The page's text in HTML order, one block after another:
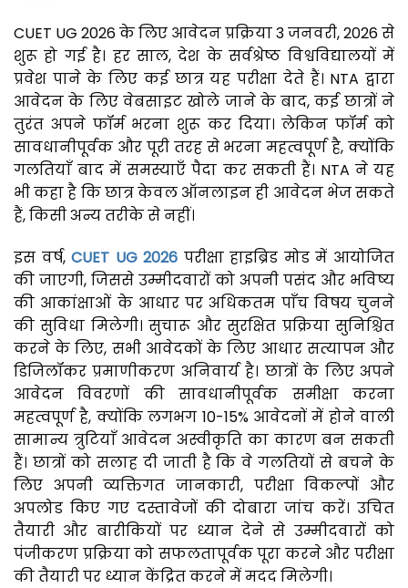
CUET UG 2026 के लिए आवेदन प्रक्रिया 3 जनवरी, 2026 से
शुरू हो गई है। हर साल, देश के सर्वश्रेष्ठ विश्वविद्यालयों में
प्रवेश पाने के लिए कई छात्र यह परीक्षा देते हैं। NTA द्वारा
आवेदन के लिए वेबसाइट खोले जाने के बाद, कई छात्रों ने
तुरंत अपने फॉर्म भरना शुरू कर दिया। लेकिन फॉर्म को
सावधानीपूर्वक और पूरी तरह से भरना महत्वपूर्ण है, क्योंकि
गलतियाँ बाद में समस्याएँ पैदा कर सकती हैं। NTA ने यह
भी कहा है कि छात्र केवल ऑनलाइन ही आवेदन भेज सकते
हैं, किसी अन्य तरीके से नहीं।
इस वर्ष,CUET UG 2026 परीक्षा हाइब्रिड मोड में आयोजित
की जाएगी, जिससे उम्मीदवारों को अपनी पसंद और भविष्य
की आकांक्षाओं के आधार पर अधिकतम पाँच विषय चुनने
की सुविधा मिलेगी। सुचारू और सुरक्षित प्रक्रिया सुनिश्चित
करने के लिए, सभी आवेदकों के लिए आधार सत्यापन और
डिजिलॉकर प्रमाणीकरण अनिवार्य है। छात्रों के लिए अपने
आवेदन विवरणों की सावधानीपूर्वक समीक्षा करना
महत्वपूर्ण है, क्योंकि लगभग 10-15% आवेदनों में होने वाली
सामान्य त्रुटियाँ आवेदन अस्वीकृति का कारण बन सकती
हैं। छात्रों को सलाह दी जाती है कि वे गलतियों से बचने के
लिए अपनी व्यक्तिगत जानकारी, परीक्षा विकल्पों और
अपलोड किए गए दस्तावेजों की दोबारा जांच करें। उचित
तैयारी और बारीकियों पर ध्यान देने से उम्मीदवारों को
पंजीकरण प्रक्रिया को सफलतापूर्वक पूरा करने और परीक्षा
की तैयारी पर ध्यान केंद्रित करने में मदद मिलेगी।